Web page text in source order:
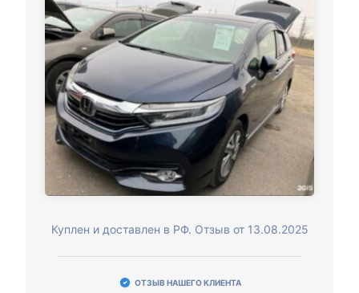
Куплен и доставлен в РФ. Отзыв от 13.08.2025
ОТЗЫВ НАШЕГО КЛИЕНТА